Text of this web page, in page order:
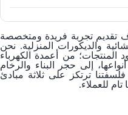
تقديم تجربة فريدة ومتخصصة
والديكورات المنزلية. نحن
المنتجات؛ من
أعمدة الكهرباء
إلى حجر البناء والرخام
ترتكز على ثلاثة مبادئ
للعملاء.